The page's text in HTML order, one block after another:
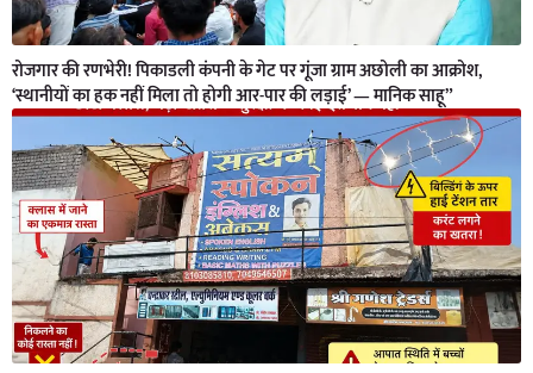
रोजगार की रणभेरी! पिकाडली कंपनी के गेट पर गूंजा ग्राम अछोली का आक्रोश,
‘स्थानीयों का हक नहीं मिला तो होगी आर-पार की लड़ाई’ — मानिक साहू”